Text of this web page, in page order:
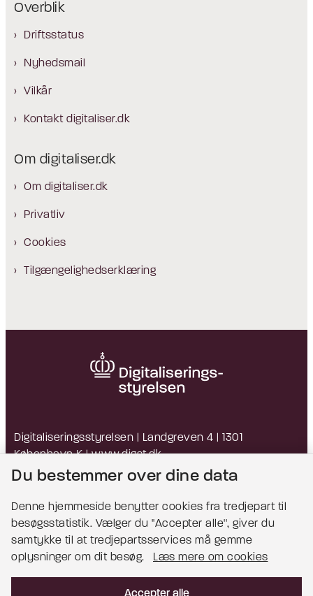
Overblik
Driftsstatus
Nyhedsmail
Vilkår
Kontakt digitaliser.dk
Om digitaliser.dk
Om digitaliser.dk
Privatliv
Cookies
Tilgængelighedserklæring
Digitaliseringsstyrelsen | Landgreven 4 | 1301
København K |www.digst.dk
EAN: 5798009814203 | CVR: 34051178
Bemærk!
Du bestemmer over dine data
Denne hjemmeside benytter cookies fra tredjepart til
besøgsstatistik. Vælger du ''Accepter alle'', giver du
samtykke til at tredjepartsservices må gemme
oplysninger om dit besøg.
Læs mere om cookies